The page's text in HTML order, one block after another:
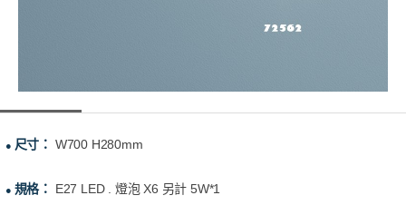
● 尺寸： W700 H280mm
● 規格： E27 LED . 燈泡 X6 另計 5W*1